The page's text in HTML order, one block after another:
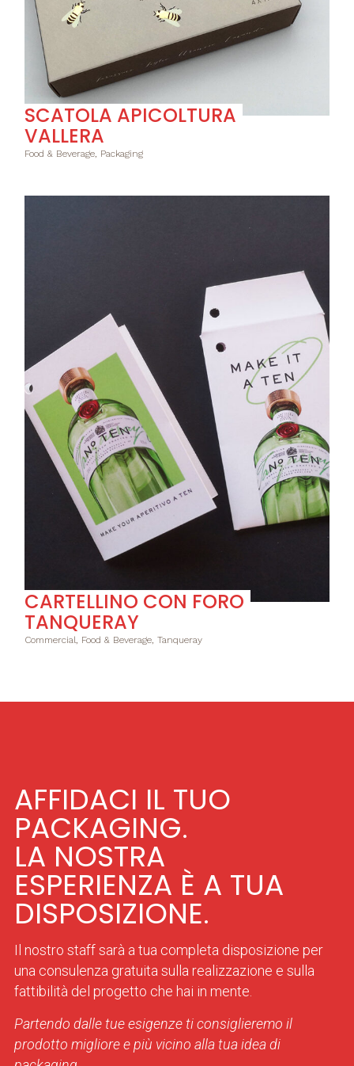
SCATOLA APICOLTURA
VALLERA
Food & Beverage, Packaging
CARTELLINO CON FORO
TANQUERAY
Commercial, Food & Beverage, Tanqueray
AFFIDACI IL TUO
PACKAGING.
LA NOSTRA
ESPERIENZA È A TUA
DISPOSIZIONE.
Il nostro staff sarà a tua completa disposizione per
una consulenza gratuita sulla realizzazione e sulla
fattibilità del progetto che hai in mente.
Partendo dalle tue esigenze ti consiglieremo il
prodotto migliore e più vicino alla tua idea di